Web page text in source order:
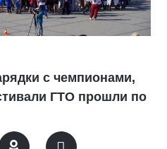
с чемпионами,
ГТО прошли по